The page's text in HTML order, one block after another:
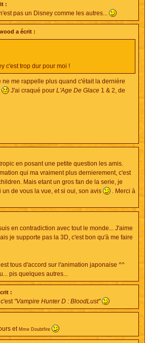
:
pas un Disney comme les autres...
a écrit :
c'est trop dur pour moi !
ne me rappelle plus quand c'était la dernière
J'ai craqué pour L'Age De Glace 1 & 2, de
en posant une petite question les amis.
qui ma vraiment plus dernierement, c'est
Mais etant un gros fan de la serie, je
de vous la vue, et si oui, son avis
. Merci à
en contradiction avec tout le monde... J'aime
je supporte pas la 3D, c'est bon qu'à me faire
tous d'accord sur l'animation japonaise ^^
pis quelques autres...
:
"Vampire Hunter D : BloodLust"
et Mme Doubtfire